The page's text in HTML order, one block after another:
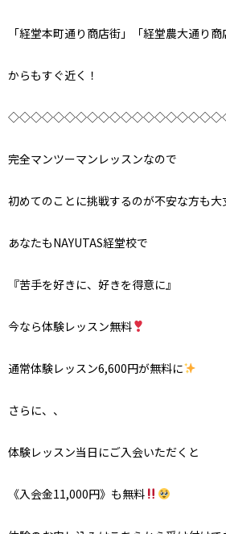
「経堂本町通り商店街」「経堂農大通り商
からもすぐ近く！
完全マンツーマンレッスンなので
初めてのことに挑戦するのが不安な方も大
あなたもNAYUTAS経堂校で
『苦手を好きに、好きを得意に』
今なら体験レッスン無料
通常体験レッスン6,600円が無料に
さらに、、
体験レッスン当日にご入会いただくと
《入会金11,000円》も無料